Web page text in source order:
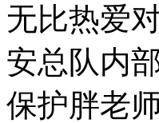
无比热爱
安总队内
保护胖老